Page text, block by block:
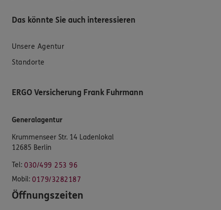
Das könnte Sie auch interessieren
Unsere Agentur
Standorte
ERGO Versicherung Frank Fuhrmann
Generalagentur
Krummenseer Str. 14 Ladenlokal
12685 Berlin
Tel: 030/499 253 96
Mobil: 0179/3282187
Öffnungszeiten